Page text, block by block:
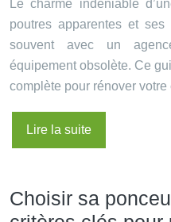
Le charme indéniable
poutres apparentes et
souvent avec un
équipement obsolète. Ce
complète pour rénover
Lire la suite
Choisir sa